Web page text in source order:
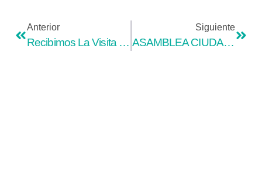
Anterior
Recibimos La Visita De Los Concejales Del Cantón Biblián Al Centro De Gestión De Residuos Sólidos De Yurak Kasha
Siguiente
ASAMBLEA CIUDADANA LOCAL VISITÓ EL CENTRO DE GESTIÓN DE YURAK KASHA Y EL RELLENO SANITARIO DE HIERBABUENA.